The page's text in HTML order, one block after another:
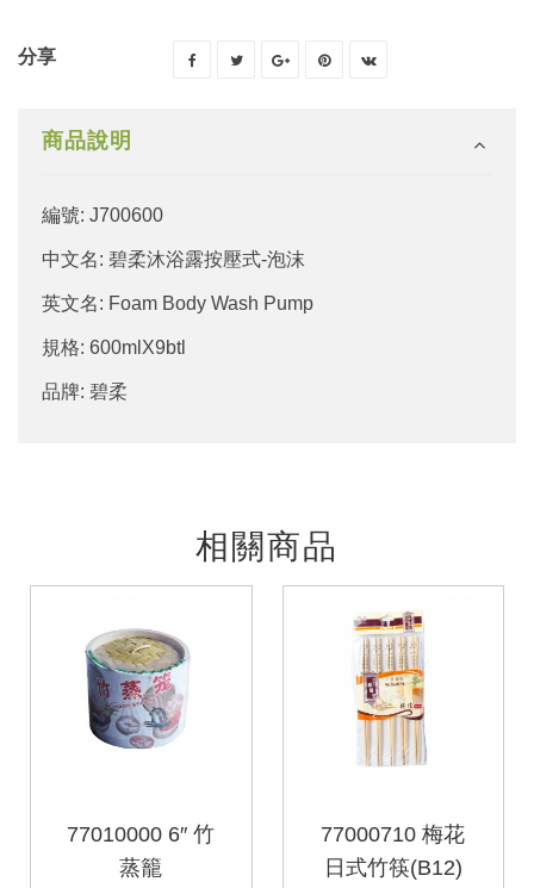
分享
商品說明
編號: J700600
中文名: 碧柔沐浴露按壓式-泡沫
英文名: Foam Body Wash Pump
規格: 600mlX9btl
品牌: 碧柔
相關商品
77010000 6″ 竹
蒸籠
77000710 梅花
日式竹筷(B12)